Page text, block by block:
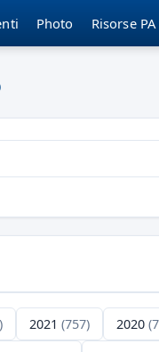
Photo Risorse PA
2021 (757) 2020